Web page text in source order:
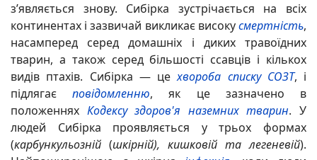
з’являється знову. Сибірка зустрічається на всіх
континентах і зазвичай викликає високусмертність,
насамперед серед домашніх і диких травоїдних
тварин, а також серед більшості ссавців і кількох
видів птахів. Сибірка — цехвороба списку СОЗТ, і
підлягаєповідомленню, як це зазначено в
положеннях Кодексу здоров'я наземних тварин. У
людей Сибірка проявляється у трьох формах
(карбункульозній (шкірній), кишковій та легеневій).